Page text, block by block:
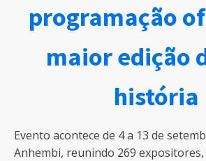
programação
maior edição
história
Evento acontece de 4 a 13 de
Anhembi, reunindo 269